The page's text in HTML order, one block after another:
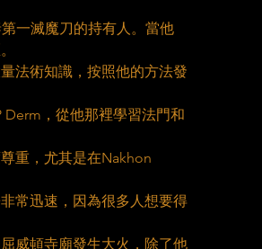
一滅魔刀的持有人。當他
法術知識，按照他的方法發
，從他那裡學習法門和
重，尤其是在Nakhon
常迅速，因為很多人想要得
威頓寺廟發生大火，除了他